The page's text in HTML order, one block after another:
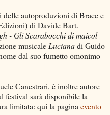
delle autoproduzioni di Brace e
di Davide Bart.
- Gli Scarabocchi di maicol
musicaleLucianadi Guido
dal suo fumetto omonimo
Canestrari, è inoltre autore
festival sarà disponibile la
limitata: qui la paginaevento